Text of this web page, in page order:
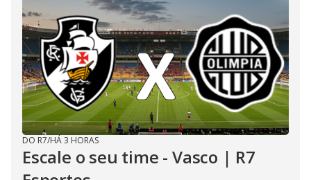
DO R7/HÁ 3 HORAS
Escale o seu time - Vasco | R7